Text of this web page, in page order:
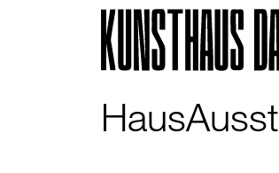
Assistenzsoftware
Haus